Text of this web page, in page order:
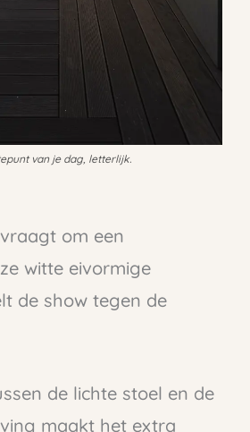
van je dag, letterlijk.
om een
witte eivormige
de show tegen de
de lichte stoel en de
maakt het extra